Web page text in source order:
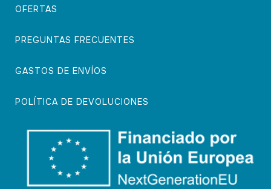
OFERTAS
PREGUNTAS FRECUENTES
GASTOS DE ENVÍOS
POLÍTICA DE DEVOLUCIONES